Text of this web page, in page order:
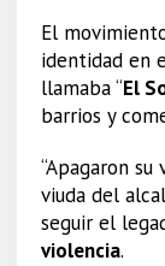
El
identidad en
llamaba “El
barrios y
“Apagaron su
viuda del
seguir el
violencia.